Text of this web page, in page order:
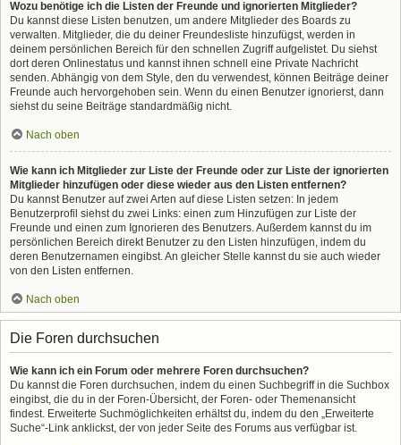
Wozu benötige ich die Listen der Freunde und ignorierten Mitglieder?
Du kannst diese Listen benutzen, um andere Mitglieder des Boards zu
verwalten. Mitglieder, die du deiner Freundesliste hinzufügst, werden in
deinem persönlichen Bereich für den schnellen Zugriff aufgelistet. Du siehst
dort deren Onlinestatus und kannst ihnen schnell eine Private Nachricht
senden. Abhängig von dem Style, den du verwendest, können Beiträge deiner
Freunde auch hervorgehoben sein. Wenn du einen Benutzer ignorierst, dann
siehst du seine Beiträge standardmäßig nicht.
Nach oben
Wie kann ich Mitglieder zur Liste der Freunde oder zur Liste der ignorierten
Mitglieder hinzufügen oder diese wieder aus den Listen entfernen?
Du kannst Benutzer auf zwei Arten auf diese Listen setzen: In jedem
Benutzerprofil siehst du zwei Links: einen zum Hinzufügen zur Liste der
Freunde und einen zum Ignorieren des Benutzers. Außerdem kannst du im
persönlichen Bereich direkt Benutzer zu den Listen hinzufügen, indem du
deren Benutzernamen eingibst. An gleicher Stelle kannst du sie auch wieder
von den Listen entfernen.
Nach oben
Die Foren durchsuchen
Wie kann ich ein Forum oder mehrere Foren durchsuchen?
Du kannst die Foren durchsuchen, indem du einen Suchbegriff in die Suchbox
eingibst, die du in der Foren-Übersicht, der Foren- oder Themenansicht
findest. Erweiterte Suchmöglichkeiten erhältst du, indem du den „Erweiterte
Suche“-Link anklickst, der von jeder Seite des Forums aus verfügbar ist.